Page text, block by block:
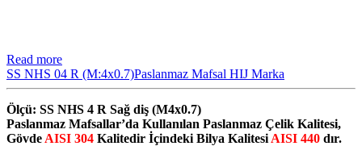
Read more
SS NHS 04 R (M:4x0.7)Paslanmaz Mafsal HIJ Marka
Ölçü: SS NHS 4 R Sağ diş (M4x0.7)
Paslanmaz Mafsallar’da Kullanılan Paslanmaz Çelik Kalitesi,
Gövde AISI 304 Kalitedir İçindeki Bilya Kalitesi AISI 440 dır.